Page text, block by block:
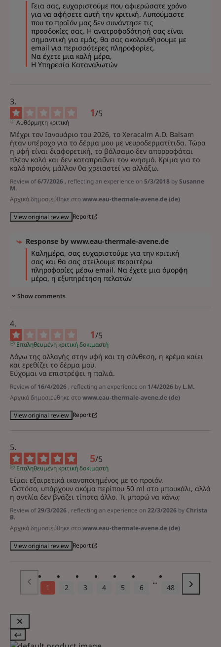
Γεια σας, ευχαριστούμε που αφιερώσατε χρόνο
για να αφήσετε αυτή την κριτική. Λυπούμαστε
που το προϊόν μας δεν συνάντησε τις
προσδοκίες σας. Η ανατροφοδότησή σας είναι
σημαντική για εμάς, θα σας ακολουθήσουμε με
email για περισσότερες πληροφορίες.
Να έχετε μια καλή μέρα,
Η Υπηρεσία Καταναλωτών
1/5
Αυθόρμητη κριτική
Μέχρι τον Ιανουάριο του 2026, το Xeracalm A.D. Balsam
ήταν υπέροχο για το δέρμα μου με νευροδερματίτιδα. Τώρα
η υφή είναι διαφορετική, το βάλσαμο δεν απορροφάται
πλέον καλά και δεν καταπραΰνει τον κνησμό. Κρίμα για το
καλό προϊόν, μάλλον θα χρειαστεί να αλλάξω.
Review of6/7/2026 , reflecting an experience on5/3/2018 bySusanne
M.
Αρχικά δημοσιεύθηκε στοwww.eau-thermale-avene.de (de)
View original review Report
Response by www.eau-thermale-avene.de
Καλημέρα, σας ευχαριστούμε για την κριτική
σας και θα σας στείλουμε περαιτέρω
πληροφορίες μέσω email. Να έχετε μια όμορφη
μέρα, η εξυπηρέτηση πελατών
Show comments
1/5
Επαληθευμένη κριτική δοκιμαστή
Λόγω της αλλαγής στην υφή και τη σύνθεση, η κρέμα καίει
και ερεθίζει το δέρμα μου.
Εύχομαι να επιστρέψει η παλιά.
Review of16/4/2026 , reflecting an experience on 1/4/2026 by L.M.
Αρχικά δημοσιεύθηκε στοwww.eau-thermale-avene.de (de)
View original review Report
5/5
Επαληθευμένη κριτική δοκιμαστή
Είμαι εξαιρετικά ικανοποιημένος με το προϊόν.
η αντλία δεν βγάζει τίποτα άλλο. Τι μπορώ να κάνω;
Review of29/3/2026 , reflecting an experience on22/3/2026 by Christa
B.
Αρχικά δημοσιεύθηκε στοwww.eau-thermale-avene.de (de)
View original review Report
1 2 3 4 5 6 48